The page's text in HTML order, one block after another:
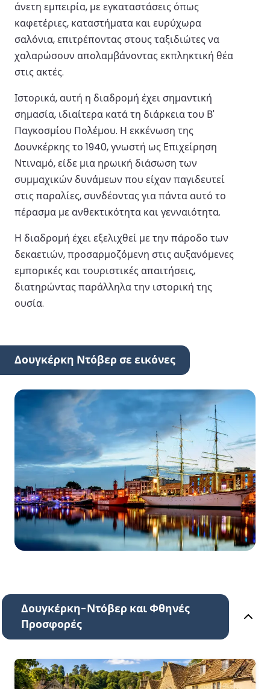
άνετη εμπειρία, με εγκαταστάσεις όπως
καφετέριες, καταστήματα και ευρύχωρα
σαλόνια, επιτρέποντας στους ταξιδιώτες να
χαλαρώσουν απολαμβάνοντας εκπληκτική θέα
στις ακτές.
Ιστορικά, αυτή η διαδρομή έχει σημαντική
σημασία, ιδιαίτερα κατά τη διάρκεια του Β'
Παγκοσμίου Πολέμου. Η εκκένωση της
Δουνκέρκης το 1940, γνωστή ως Επιχείρηση
Ντιναμό, είδε μια ηρωική διάσωση των
συμμαχικών δυνάμεων που είχαν παγιδευτεί
στις παραλίες, συνδέοντας για πάντα αυτό το
πέρασμα με ανθεκτικότητα και γενναιότητα.
Η διαδρομή έχει εξελιχθεί με την πάροδο των
δεκαετιών, προσαρμοζόμενη στις αυξανόμενες
εμπορικές και τουριστικές απαιτήσεις,
διατηρώντας παράλληλα την ιστορική της
ουσία.
Δουγκέρκη Ντόβερ σε εικόνες
Δουγκέρκη-Ντόβερ και Φθηνές
Προσφορές